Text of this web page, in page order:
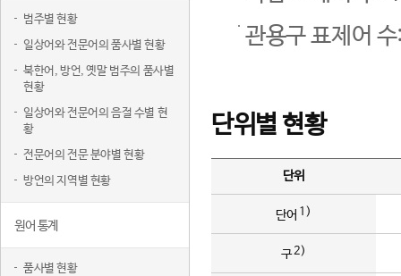
범주별 현황
일상어와 전문어의 품사별 현황
북한어, 방언, 옛말 범주의 품사별
현황
일상어와 전문어의 음절 수별 현
황
전문어의 전문 분야별 현황
방언의 지역별 현황
원어 통계
품사별 현황
관용구 표제어
단위별 현황
단위
단어 1)
구2)